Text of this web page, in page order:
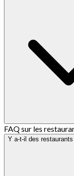
FAQ sur les
Y a-t-il des